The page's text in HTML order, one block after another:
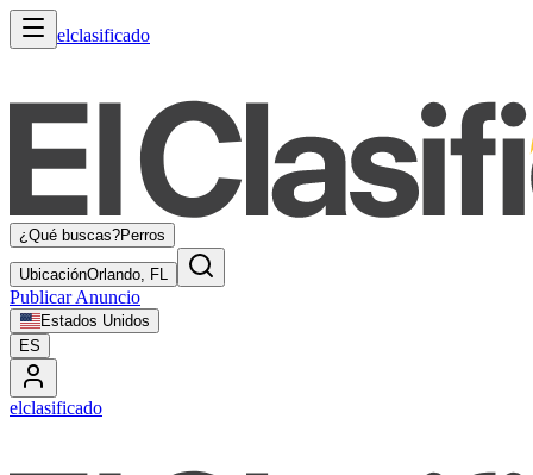
elclasificado
¿Qué buscas?Perros
UbicaciónOrlando, FL
Publicar Anuncio
Estados Unidos
ES
elclasificado